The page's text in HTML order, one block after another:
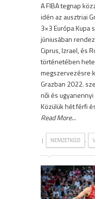
A FIBA tegnap
idén az ausztriai
3×3 Európa
júniusában
Ciprus, Izrael, és
történetében
megszervezésre
Grazban 2022.
női és
Közülük hét férfi
Read More...
| NEMZETKÖZI ,